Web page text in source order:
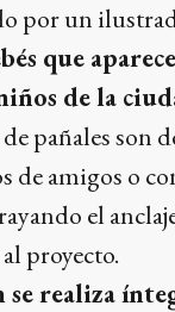
por un
que
de la
pañales son
de amigos o
el
proyecto.
realiza